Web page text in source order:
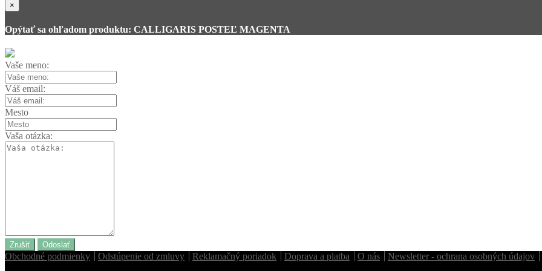
×
Opýtať sa ohľadom produktu: CALLIGARIS POSTEĽ MAGENTA
Vaše meno:
Váš email:
Mesto
Vaša otázka:
Zrušiť Odoslať
Obchodné podmienky Odstúpenie od zmluvy Reklamačný poriadok Doprava a platba O nás Newsletter - ochrana osobných údajov